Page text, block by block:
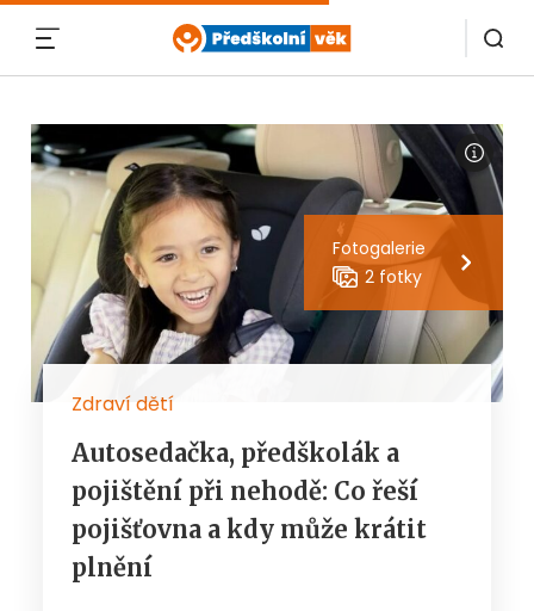
Fotogalerie
2 fotky
Zdraví dětí
Autosedačka, předškolák a
pojištění při nehodě: Co řeší
pojišťovna a kdy může krátit
plnění